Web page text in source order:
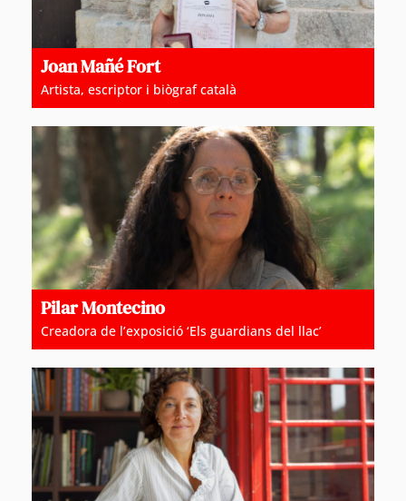
Joan Mañé Fort
Artista, escriptor i biògraf català
Pilar Montecino
Creadora de l’exposició ‘Els guardians del llac’